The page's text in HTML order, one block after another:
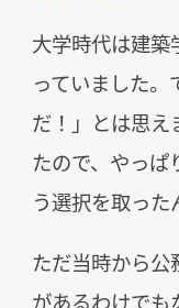
大学時代は建築
っていました
だ！」とは思え
たので、やっ
う選択を取った
ただ当時から
があるわけでも